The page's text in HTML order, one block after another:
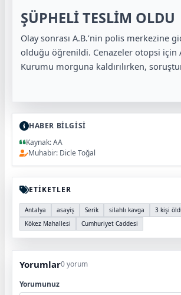
ŞÜPHELİ TESLİM OLDU
Olay sonrası A.B.’nin polis merkezine
olduğu öğrenildi. Cenazeler otopsi için
Kurumu morguna kaldırılırken,
HABER BİLGİSİ
Kaynak: AA
Muhabir: Dicle Toğal
ETİKETLER
Antalya asayiş Serik silahlı kavga
3 kişi
Kökez Mahallesi
Cumhuriyet Caddesi
Yorumlar0 yorum
Yorumunuz